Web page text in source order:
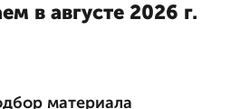
в августе 2026 г.
материала